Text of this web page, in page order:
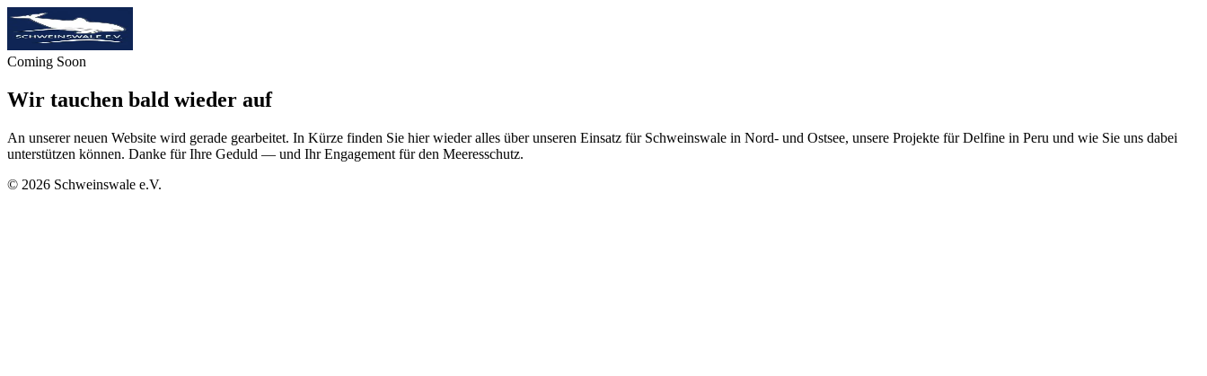
Coming Soon
Wir tauchen bald wieder auf
An unserer neuen Website wird gerade gearbeitet. In Kürze finden Sie hier wieder alles über unseren Einsatz für Schweinswale in Nord- und Ostsee, unsere Projekte für Delfine in Peru und wie Sie uns dabei
unterstützen können. Danke für Ihre Geduld — und Ihr Engagement für den Meeresschutz.
© 2026 Schweinswale e.V.